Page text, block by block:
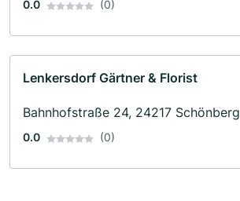
0.0 (0)
Lenkersdorf Gärtner & Florist
Bahnhofstraße 24, 24217 Schönberg
0.0 (0)